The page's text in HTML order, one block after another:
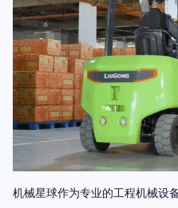
机械星球作为专业的工程机械设